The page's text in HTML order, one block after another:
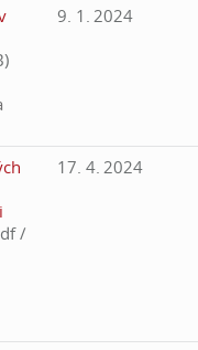
r
9. 1. 2024
/
17. 4. 2024